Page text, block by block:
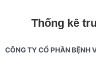
Thống kê
CÔNG TY CỔ PHẦN BỆNH